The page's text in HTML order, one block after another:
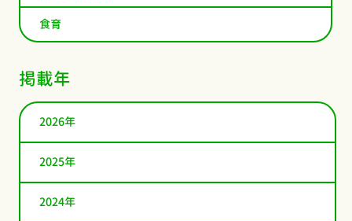
食育
掲載年
2026年
2025年
2024年